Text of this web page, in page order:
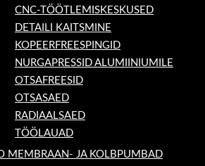
CNC-TÖÖTLEMISKESKUSED
DETAILI KAITSMINE
KOPEERFREESPINGID
NURGAPRESSID ALUMIINIUMILE
OTSAFREESID
OTSASAED
RADIAALSAED
TÖÖLAUAD
MEMBRAAN- JA KOLBPUMBAD